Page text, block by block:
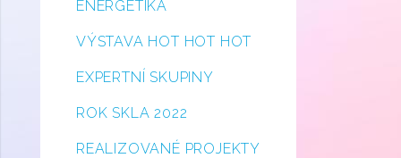
ENERGETIKA
VÝSTAVA HOT HOT HOT
EXPERTNÍ SKUPINY
ROK SKLA 2022
REALIZOVANÉ PROJEKTY